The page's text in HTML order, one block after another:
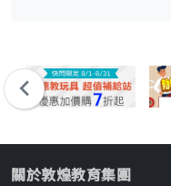
關於敦煌教育集團